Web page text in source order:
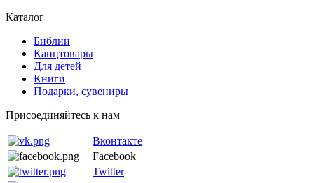
Каталог
Библии
Канцтовары
Для детей
Книги
Подарки, сувениры
Присоединяйтесь к нам
Вконтакте
Facebook
Twitter